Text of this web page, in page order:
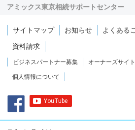
アミックス東京相続サポートセンター
サイトマップ お知らせ よくある
資料請求
ビジネスパートナー募集 オーナーズサイト
個人情報について